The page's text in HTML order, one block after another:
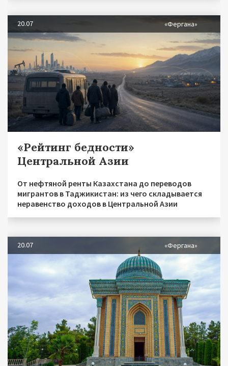
20.07 «Фергана»
«Рейтинг бедности»
Центральной Азии
От нефтяной ренты Казахстана до переводов
мигрантов в Таджикистан: из чего складывается
неравенство доходов в Центральной Азии
20.07 «Фергана»